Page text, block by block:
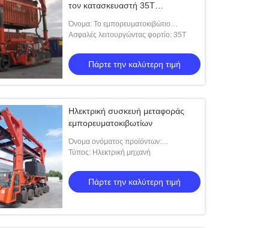
τον κατασκευαστή 35T
εμπορευματοκιβωτίων 20ft 40ft
45ft
Όνομα: Το εμπορευματοκιβώτιο
καβαλικεύει τον κατασκευαστή
Ασφαλές λειτουργώντας φορτίο: 35Τ
Πάρτε την καλύτερη τιμή
Ηλεκτρική συσκευή μεταφοράς
εμπορευματοκιβωτίων
Όνομα ονόματος προϊόντων:
Μεταφορέας 60 τόνων
Τύπος: Ηλεκτρική μηχανή
Πάρτε την καλύτερη τιμή